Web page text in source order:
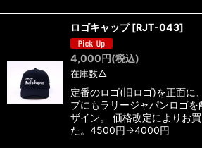
ロゴキャップ [RJT-043]
4,000円(税込)
在庫数△
定番のロゴ(旧ロゴ)を正面に
プにもラリージャパンロゴ
ザイン。 価格改定によりお
た。4500円→4000円